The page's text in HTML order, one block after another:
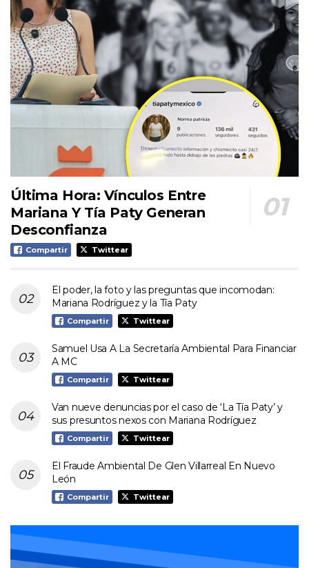
Última Hora: Vínculos Entre
Mariana Y Tía Paty Generan
Desconfianza
Compartir Twittear
El poder, la foto y las preguntas que incomodan:
Mariana Rodríguez y la Tía Paty
Compartir Twittear
Samuel Usa A La Secretaría Ambiental Para Financiar
A MC
Compartir Twittear
Van nueve denuncias por el caso de ‘La Tía Paty’ y
sus presuntos nexos con Mariana Rodríguez
Compartir Twittear
El Fraude Ambiental De Glen Villarreal En Nuevo
León
Compartir Twittear